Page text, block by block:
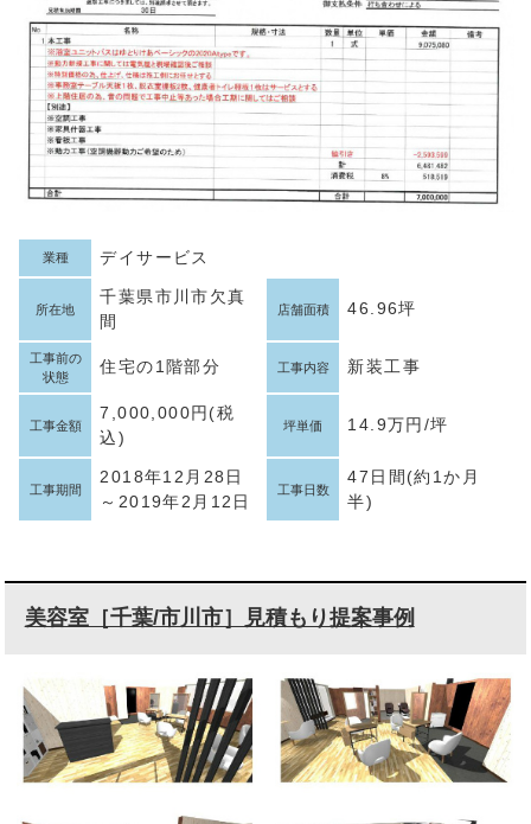
業種 デイサービス
所在地
千葉県市川市欠真
間
店舗面積 46.96坪
工事前の
状態
住宅の1階部分 工事内容 新装工事
工事金額
7,000,000円(税
込)
坪単価 14.9万円/坪
工事期間
2018年12月28日
～2019年2月12日
工事日数
47日間(約1か月
半)
美容室［千葉/市川市］見積もり提案事例